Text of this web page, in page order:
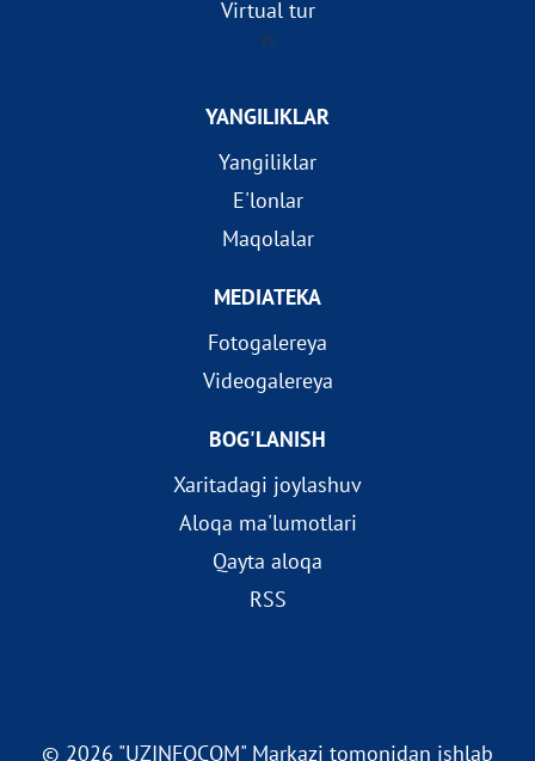
Virtual tur
?>
YANGILIKLAR
Yangiliklar
E'lonlar
Maqolalar
MEDIATEKA
Fotogalereya
Videogalereya
BOG'LANISH
Xaritadagi joylashuv
Aloqa ma'lumotlari
Qayta aloqa
RSS
© 2026 "UZINFOCOM" Markazi tomonidan ishlab